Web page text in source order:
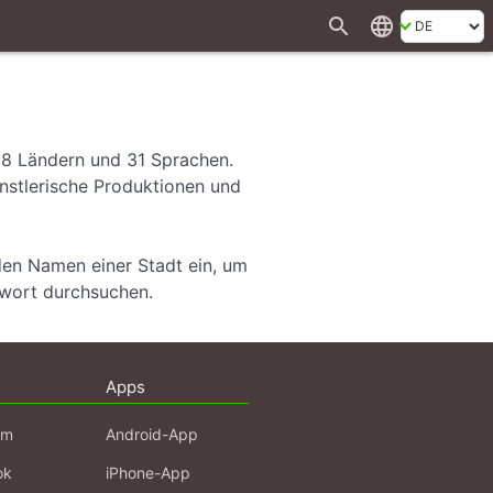
search language
Ländern und 31 Sprachen.
Produktionen und
Namen einer Stadt ein, um
durchsuchen.
Apps
Android-App
iPhone-App